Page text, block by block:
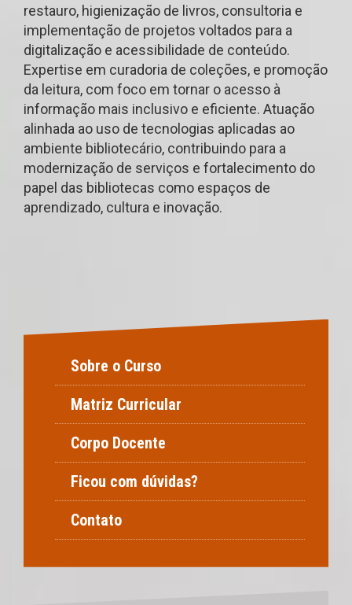
restauro, higienização de livros, consultoria e
implementação de projetos voltados para a
digitalização e acessibilidade de conteúdo.
Expertise em curadoria de coleções, e promoção
da leitura, com foco em tornar o acesso à
informação mais inclusivo e eficiente. Atuação
alinhada ao uso de tecnologias aplicadas ao
ambiente bibliotecário, contribuindo para a
modernização de serviços e fortalecimento do
papel das bibliotecas como espaços de
aprendizado, cultura e inovação.
Sobre o Curso
Matriz Curricular
Corpo Docente
Ficou com dúvidas?
Contato